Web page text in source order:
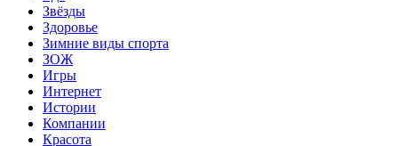
Звёзды
Здоровье
Зимние виды спорта
ЗОЖ
Игры
Интернет
Истории
Компании
Красота